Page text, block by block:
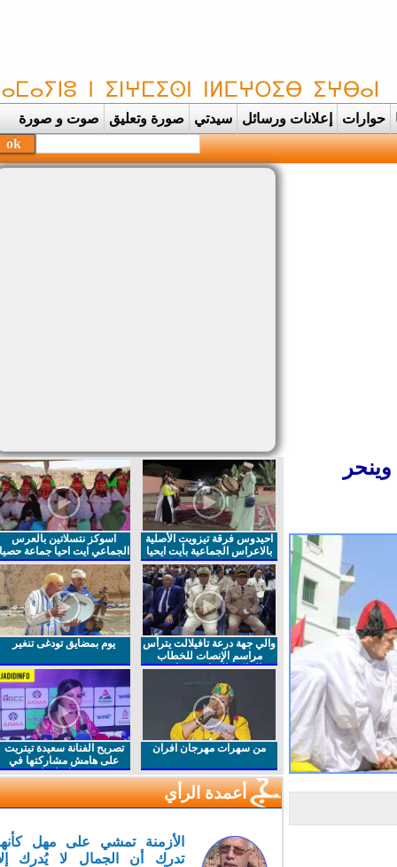
حوارات إعلانات ورسائل سيدتي صورة وتعليق صوت و صورة
احيدوس فرقة تيزويت الأصلية
بالاعراس الجماعية بأيت ايحيا
اسوكز نتسلاتين بالعرس
الجماعي ايت احيا جماعة حصيا
والي جهة درعة تافيلالت يترأس
مراسم الإنصات للخطاب
الملكي السامي بمناسبة
يوم بمضايق تودغى تنغير
من سهرات مهرجان افران
تصريح الفنانة سعيدة تيتريت
على هامش مشاركتها في
مهرجان افران
أعمدة الرأي
الأزمنة تمشي على مهل كأنها
تدرك أن الجمال لا يُدرك إلا